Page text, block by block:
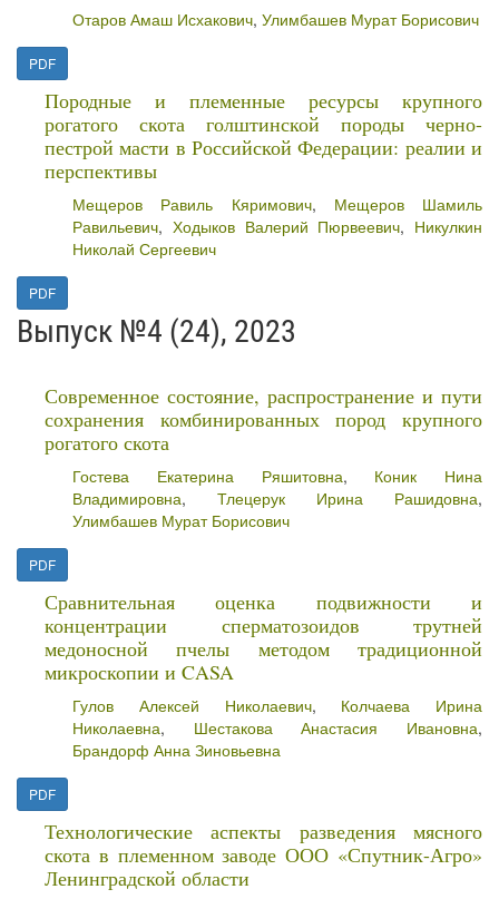
Отаров Амаш Исхакович, Улимбашев Мурат Борисович
PDF
Породные и племенные ресурсы крупного
рогатого скота голштинской породы черно-
пестрой масти в Российской Федерации: реалии и
перспективы
Мещеров Равиль Кяримович, Мещеров Шамиль
Равильевич, Ходыков Валерий Пюрвеевич, Никулкин
Николай Сергеевич
PDF
Выпуск №4 (24), 2023
Современное состояние, распространение и пути
сохранения комбинированных пород крупного
рогатого скота
Гостева Екатерина Ряшитовна, Коник Нина
Владимировна, Тлецерук Ирина Рашидовна,
Улимбашев Мурат Борисович
PDF
Сравнительная оценка подвижности и
концентрации сперматозоидов трутней
медоносной пчелы методом традиционной
микроскопии и CASA
Гулов Алексей Николаевич, Колчаева Ирина
Николаевна, Шестакова Анастасия Ивановна,
Брандорф Анна Зиновьевна
PDF
Технологические аспекты разведения мясного
скота в племенном заводе ООО «Спутник-Агро»
Ленинградской области